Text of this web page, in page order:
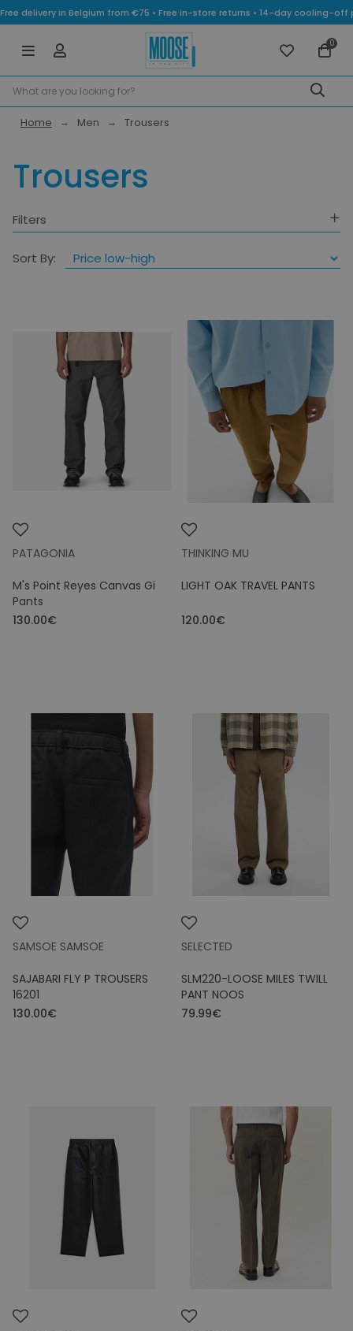
Free delivery in Belgium from €75 • Free in-store returns • 14-day cooling-
0
Home Men Trousers
Trousers
Filters
Gender
Sort By:
PATAGONIA
M's Point Reyes Canvas Gi
Pants
130.00€
THINKING MU
LIGHT OAK TRAVEL PANTS
120.00€
SAMSOE SAMSOE
SAJABARI FLY P TROUSERS
16201
130.00€
SELECTED
SLM220-LOOSE MILES TWILL
PANT NOOS
79.99€